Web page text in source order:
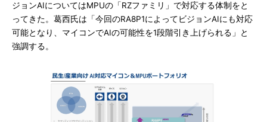
ジョンAIについてはMPUの「RZファミリ」で対応する体制をと
ってきた。葛西氏は「今回のRA8P1によってビジョンAIにも対応
可能となり、マイコンでAIの可能性を1段階引き上げられる」と
強調する。